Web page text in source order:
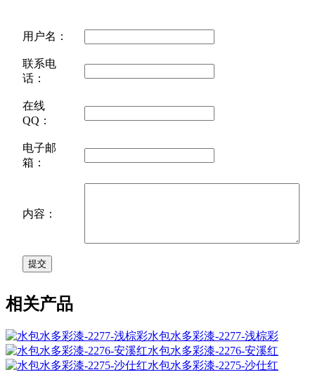
用户名：
联系电
话：
在线
QQ：
电子邮
箱：
内容：
相关产品
水包水多彩漆-2277-浅棕彩
水包水多彩漆-2276-安溪红
水包水多彩漆-2275-沙仕红